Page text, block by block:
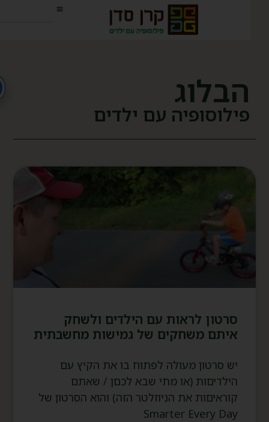
הבלוג
פילוסופיה עם ילדים
סרטון לראות עם הילדים ולשחק
איתם משחקים של גמישות מחשבתית
יש סרטון מעולה לפתוח בו את הקיץ עם
הילדיםות (או מתי שבא לכםן / שאתם
קוראיםות את הניוזלטר הזה) והוא הסרטון של
Smarter Every Day